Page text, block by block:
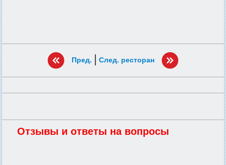
Пред. | След. ресторан
Отзывы и ответы на вопросы